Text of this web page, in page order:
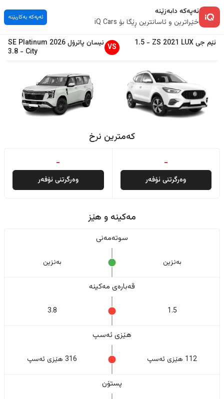
ئەپەکە دابەزێنە
خێراترین و ئاسانترین ڕێگا بۆ iQ Cars
ئەپەکە بەکاربێنە
ئێم جی ZS 2021 LUX
-
1.5
VS نیسان پاترۆل2026
SE Platinum
City
-
3.8
کەمترین نرخ
-
وەرگرتنی ئۆفەر
-
وەرگرتنی ئۆفەر
مەکینە و هێز
سوتەمەنی
بەنزین بەنزین
قەبارەی مەکینە
1.5
3.8
هێزی ئەسپ
112 هێزی ئەسپ 316 هێزی ئەسپ
پستۆن